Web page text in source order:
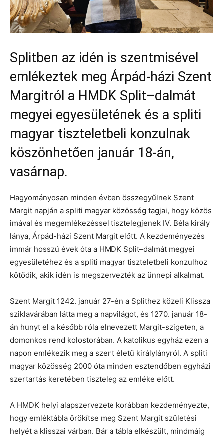
Splitben az idén is szentmisével
emlékeztek meg Árpád-házi Szent
Margitról a HMDK Split–dalmát
megyei egyesületének és a spliti
magyar tiszteletbeli konzulnak
köszönhetően január 18-án,
vasárnap.
Hagyományosan minden évben összegyűlnek Szent
Margit napján a spliti magyar közösség tagjai, hogy közös
imával és megemlékezéssel tisztelegjenek IV. Béla király
lánya, Árpád-házi Szent Margit előtt. A kezdeményezés
immár hosszú évek óta a HMDK Split–dalmát megyei
egyesületéhez és a spliti magyar tiszteletbeli konzulhoz
kötődik, akik idén is megszervezték az ünnepi alkalmat.
Szent Margit 1242. január 27-én a Splithez közeli Klissza
sziklavárában látta meg a napvilágot, és 1270. január 18-
án hunyt el a később róla elnevezett Margit-szigeten, a
domonkos rend kolostorában. A katolikus egyház ezen a
napon emlékezik meg a szent életű királylányról. A spliti
magyar közösség 2000 óta minden esztendőben egyházi
szertartás keretében tiszteleg az emléke előtt.
A HMDK helyi alapszervezete korábban kezdeményezte,
hogy emléktábla örökítse meg Szent Margit születési
helyét a klisszai várban. Bár a tábla elkészült, mindmáig